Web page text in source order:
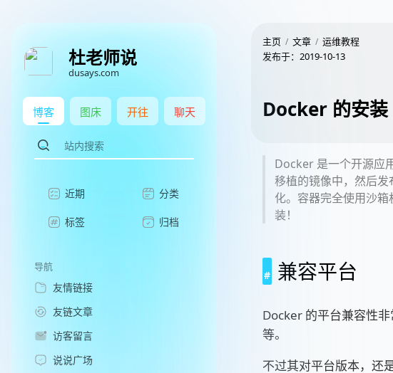
杜老师说
dusays.com
博客 图床 开往 聊天
近期 分类
标签 归档
导航
友情链接
友链文章
访客留言
说说广场
主页 文章
运维教程
发布于： 2019-10-13
Docker 的安装
Docker 是一个开源应
移植的镜像中，然后
化。容器完全使用沙
装！
兼容平台
Docker 的平台兼容性
等。
不过其对平台版本，还